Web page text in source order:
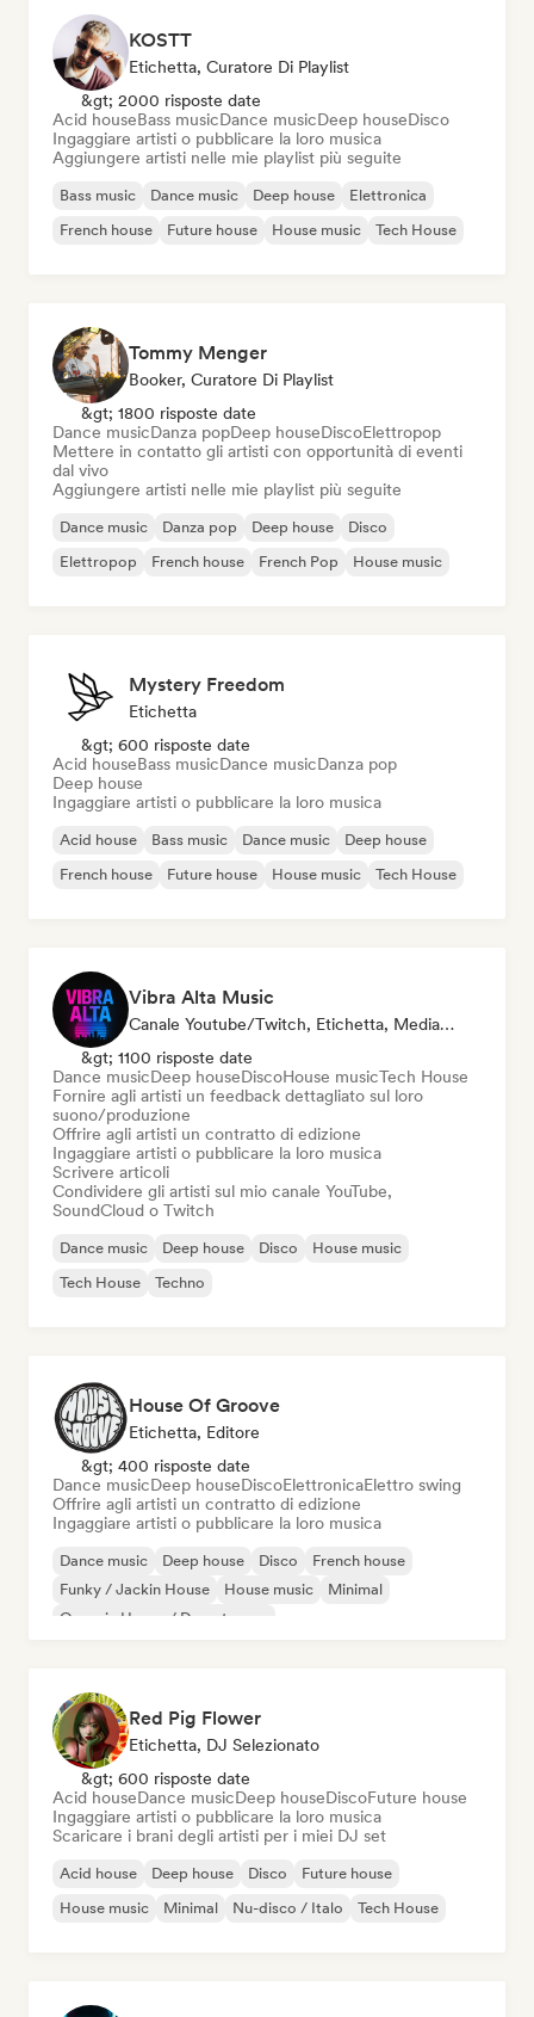
KOSTT
Etichetta, Curatore Di Playlist
&gt; 2000 risposte date
Acid houseBass musicDance musicDeep houseDisco
Ingaggiare artisti o pubblicare la loro musica
Aggiungere artisti nelle mie playlist più seguite
Bass music Dance music Deep house
Elettronica
French house
Future house House music Tech House
Tommy Menger
Booker, Curatore Di Playlist
&gt; 1800 risposte date
Dance musicDanza popDeep houseDiscoElettropop
Mettere in contatto gli artisti con opportunità di eventi
dal vivo
Aggiungere artisti nelle mie playlist più seguite
Dance music Danza pop Deep house
Disco
Elettropop
French house French Pop House music
Mystery Freedom
Etichetta
&gt; 600 risposte date
Acid houseBass musicDance musicDanza pop
Deep house
Ingaggiare artisti o pubblicare la loro musica
Acid house Bass music Dance music
Deep house
French house
Future house House music Tech House
Vibra Alta Music
Canale Youtube/Twitch, Etichetta, Media/Giornalista, Editore, Esperto Del Suono
&gt; 1100 risposte date
Dance musicDeep houseDiscoHouse musicTech House
Fornire agli artisti un feedback dettagliato sul loro
suono/produzione
Offrire agli artisti un contratto di edizione
Ingaggiare artisti o pubblicare la loro musica
Scrivere articoli
Condividere gli artisti sul mio canale YouTube,
SoundCloud o Twitch
Dance music Deep house Disco
House music
Tech House
Techno
House Of Groove
Etichetta, Editore
&gt; 400 risposte date
Dance musicDeep houseDiscoElettronicaElettro swing
Offrire agli artisti un contratto di edizione
Ingaggiare artisti o pubblicare la loro musica
Dance music Deep house Disco
French house
Funky / Jackin House
House music
Minimal
Organic House / Downtempo
Red Pig Flower
Etichetta, DJ Selezionato
&gt; 600 risposte date
Acid houseDance musicDeep houseDiscoFuture house
Ingaggiare artisti o pubblicare la loro musica
Scaricare i brani degli artisti per i miei DJ set
Acid house Deep house Disco
Future house
House music
Minimal Nu-disco / Italo Tech House